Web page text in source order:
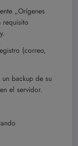
„Orígenes
requisito
(correo,
backup de su
el servidor.